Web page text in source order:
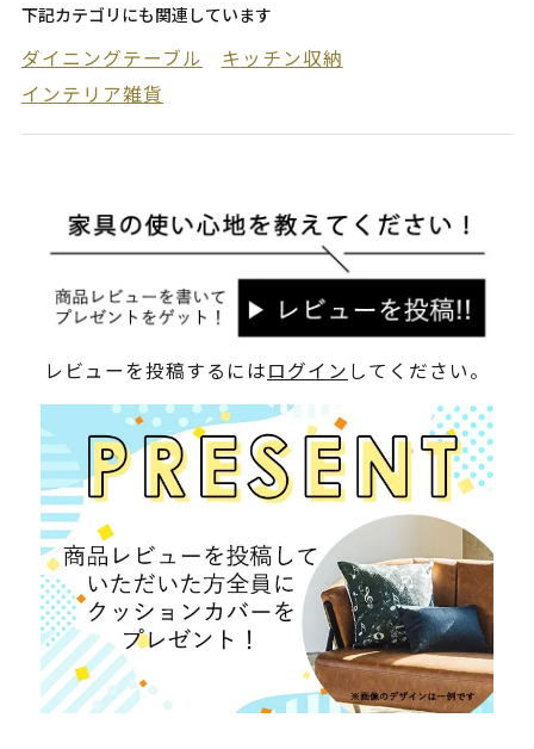
下記カテゴリにも関連しています
ダイニングテーブル
キッチン収納
インテリア雑貨
レビューを投稿するにはログイン してください。